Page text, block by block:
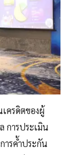
ครดิตของผู้
การประเมิน
ารค้ำประกัน